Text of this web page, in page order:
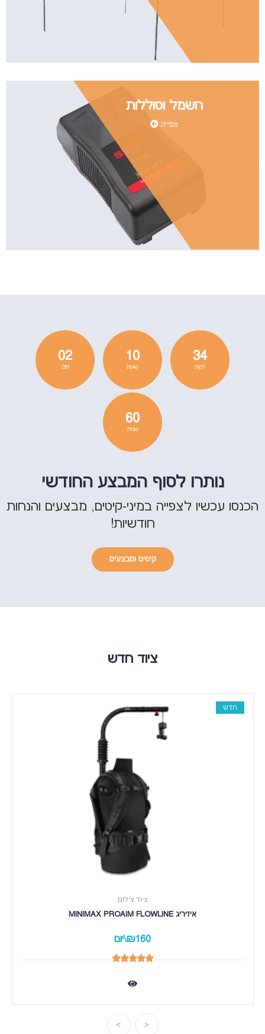
חשמל וסוללות
צפייה
02
ימים
10
שעות
34
דקות
60
שניות
נותרו לסוף המבצע החודשי
הכנסו עכשיו לצפייה במיני-קיטים, מבצעים והנחות
חודשיות!
קיטים ומבצעים
ציוד חדש
חדש
ציוד צילום
איזיריג MINIMAX PROAIM FLOWLINE
₪160\יום